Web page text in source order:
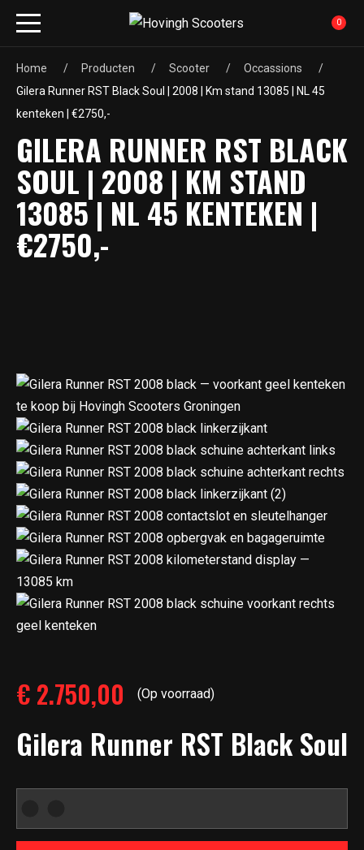
0
Home Producten Scooter
Occassions
Gilera Runner RST Black Soul | 2008 | Km stand 13085 | NL 45
kenteken | €2750,-
GILERA RUNNER RST BLACK
SOUL | 2008 | KM STAND
13085 | NL 45 KENTEKEN |
€2750,-
€ 2.750,00 (Op voorraad)
Gilera Runner RST Black Soul
RST